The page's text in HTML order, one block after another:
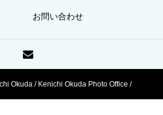
お問い合わせ
Okuda / Kenichi Okuda Photo Office /